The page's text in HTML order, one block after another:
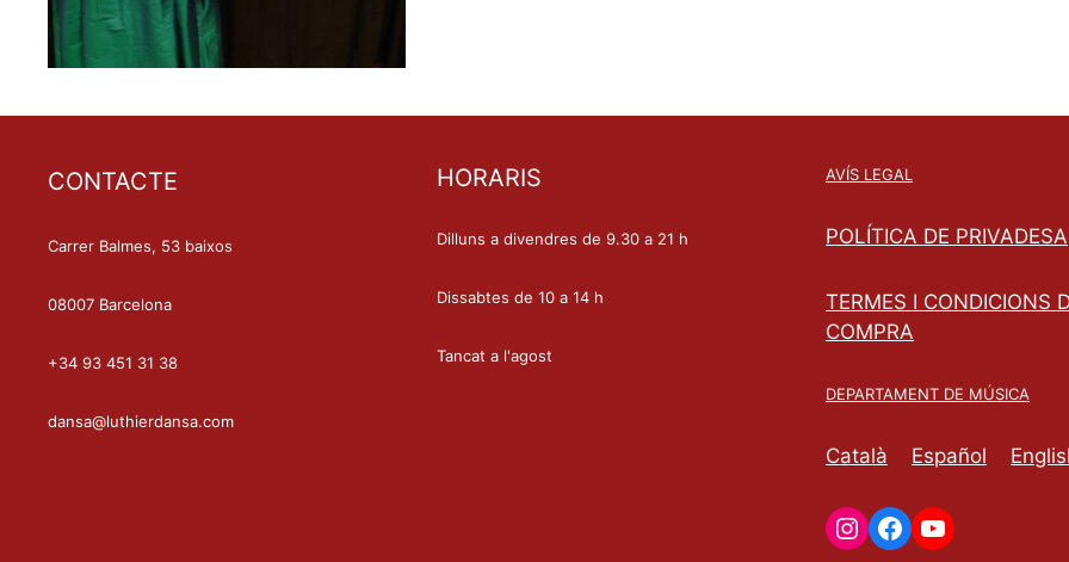
CONTACTE
Carrer Balmes, 53 baixos
08007 Barcelona
+34 93 451 31 38
dansa@luthierdansa.com
HORARIS
Dilluns a divendres de 9.30 a 21 h
Dissabtes de 10 a 14 h
Tancat a l'agost
AVÍS LEGAL
POLÍTICA DE PRIVADESA
TERMES I CONDICIONS
COMPRA
DEPARTAMENT DE MÚSICA
Català Español